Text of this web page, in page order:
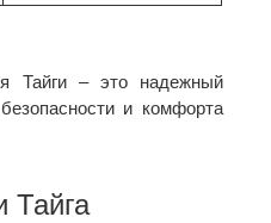
Тайги – это надежный
и комфорта
Тайга